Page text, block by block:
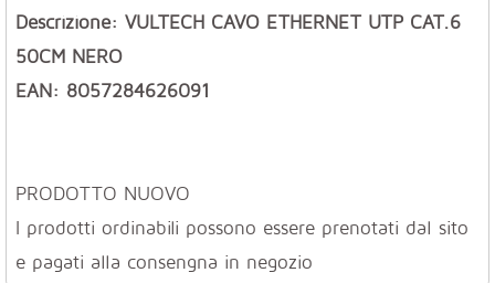
Descrizione: VULTECH CAVO ETHERNET UTP CAT.6
50CM NERO
EAN: 8057284626091
PRODOTTO NUOVO
I prodotti ordinabili possono essere prenotati dal sito
e pagati alla consengna in negozio